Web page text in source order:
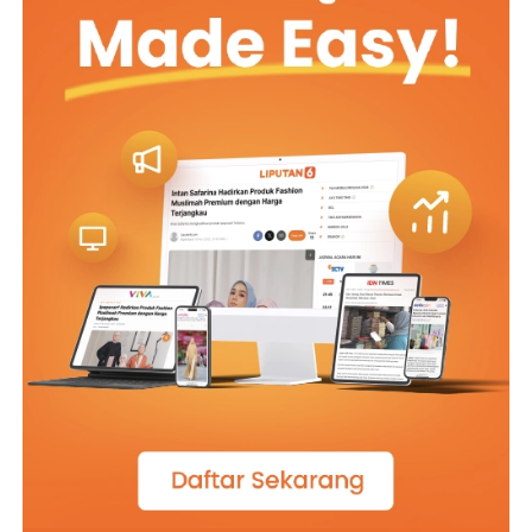
“Bener Pak Urip kudu urup, biar bisa saling melengkapi,
jangan sampai kita jadi sampah masyarakat, tetep jadi
tuntunan masyarakat jangan sampai jadi tontonan
masyarakat, tidak baik itu, Pak.”
“Njeh Kang, bagaimana pun juga saya berusaha harus
jadi contoh yang baik dengan semua kekurangan saya
Kang, mbok ya saya diajak ngopi ke rumahmu toh,
Kang.”
“Jangan sekarang Pak. Saya juga masih belum siap di
rumah belum ada apa apa, wong rumah saya ini agak
jauh sedikit dan berjarak beberapa kebun dari sini.”
“Lah ,ini jalan ke kebun saya sangat rapi batunya saja
kelihatan masih baru semua kang, warga di sini kompak
ya Kang jaga kebersihan.”